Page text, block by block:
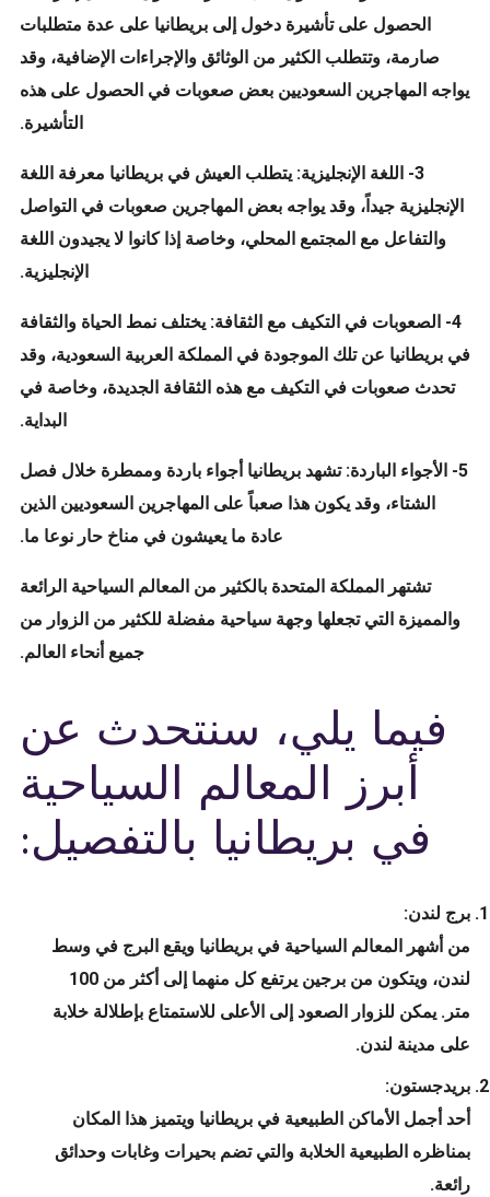
الحصول على تأشيرة دخول إلى بريطانيا على عدة متطلبات
صارمة، وتتطلب الكثير من الوثائق والإجراءات الإضافية، وقد
يواجه المهاجرين السعوديين بعض صعوبات في الحصول على هذه
التأشيرة.
3- اللغة الإنجليزية: يتطلب العيش في بريطانيا معرفة اللغة
الإنجليزية جيداً، وقد يواجه بعض المهاجرين صعوبات في التواصل
والتفاعل مع المجتمع المحلي، وخاصة إذا كانوا لا يجيدون اللغة
الإنجليزية.
4- الصعوبات في التكيف مع الثقافة: يختلف نمط الحياة والثقافة
في بريطانيا عن تلك الموجودة في المملكة العربية السعودية، وقد
تحدث صعوبات في التكيف مع هذه الثقافة الجديدة، وخاصة في
البداية.
5- الأجواء الباردة: تشهد بريطانيا أجواء باردة وممطرة خلال فصل
الشتاء، وقد يكون هذا صعباً على المهاجرين السعوديين الذين
عادة ما يعيشون في مناخ حار نوعا ما.
تشتهر المملكة المتحدة بالكثير من المعالم السياحية الرائعة
والمميزة التي تجعلها وجهة سياحية مفضلة للكثير من الزوار من
جميع أنحاء العالم.
فيما يلي، سنتحدث عن
أبرز المعالم السياحية
في بريطانيا بالتفصيل:
برج لندن:
من أشهر المعالم السياحية في بريطانيا ويقع البرج في وسط
لندن، ويتكون من برجين يرتفع كل منهما إلى أكثر من 100
متر. يمكن للزوار الصعود إلى الأعلى للاستمتاع بإطلالة خلابة
على مدينة لندن.
بريدجستون:
أحد أجمل الأماكن الطبيعية في بريطانيا ويتميز هذا المكان
بمناظره الطبيعية الخلابة والتي تضم بحيرات وغابات وحدائق
رائعة.